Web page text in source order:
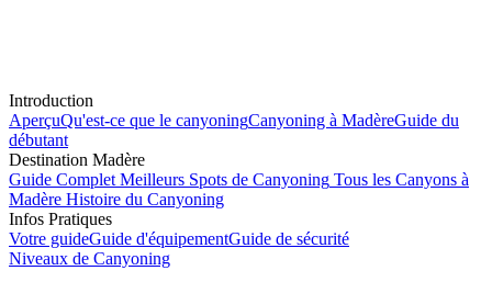
Introduction
AperçuQu'est-ce que le canyoningCanyoning à MadèreGuide du
débutant
Destination Madère
Guide Complet Meilleurs Spots de Canyoning Tous les Canyons à
Madère Histoire du Canyoning
Infos Pratiques
Votre guideGuide d'équipementGuide de sécurité
Niveaux de Canyoning